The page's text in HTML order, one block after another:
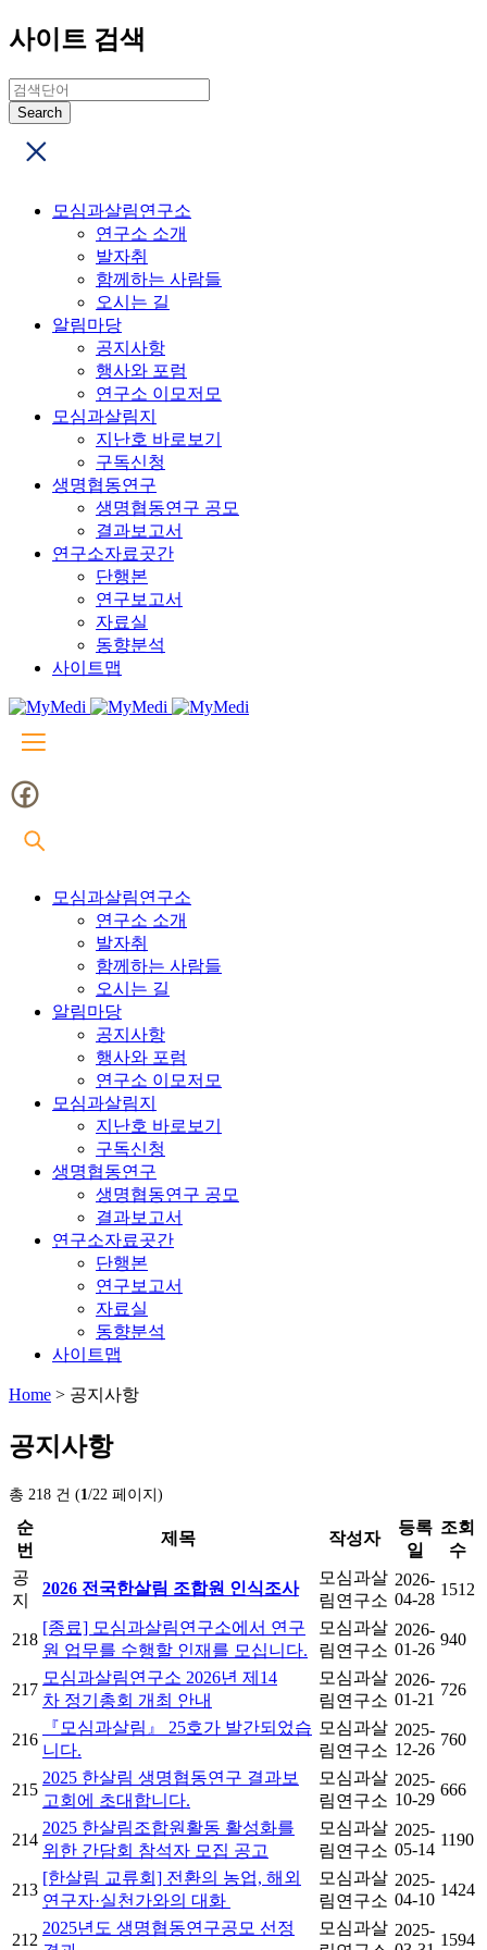
사이트 검색
모심과살림연구소
연구소 소개
발자취
함께하는 사람들
오시는 길
알림마당
공지사항
행사와 포럼
연구소 이모저모
모심과살림지
지난호 바로보기
구독신청
생명협동연구
생명협동연구 공모
결과보고서
연구소자료곳간
단행본
연구보고서
자료실
동향분석
사이트맵
모심과살림연구소
연구소 소개
발자취
함께하는 사람들
오시는 길
알림마당
공지사항
행사와 포럼
연구소 이모저모
모심과살림지
지난호 바로보기
구독신청
생명협동연구
생명협동연구 공모
결과보고서
연구소자료곳간
단행본
연구보고서
자료실
동향분석
사이트맵
Home > 공지사항
공지사항
총 218 건 (1/22 페이지)
순
번
제목 작성자
등록
일
조회
수
공
지
2026 전국한살림 조합원 인식조사
모심과살
림연구소
2026-
04-28
1512
218
[종료] 모심과살림연구소에서 연구
원 업무를 수행할 인재를 모십니다.
모심과살
림연구소
2026-
01-26
940
217
모심과살림연구소 2026년 제14
차 정기총회 개최 안내
모심과살
림연구소
2026-
01-21
726
216
『모심과살림』 25호가 발간되었습
니다.
모심과살
림연구소
2025-
12-26
760
215
2025 한살림 생명협동연구 결과보
고회에 초대합니다.
모심과살
림연구소
2025-
10-29
666
214
2025 한살림조합원활동 활성화를
위한 간담회 참석자 모집 공고
모심과살
림연구소
2025-
05-14
1190
213
[한살림 교류회] 전환의 농업, 해외
연구자·실천가와의 대화
모심과살
림연구소
2025-
04-10
1424
212
2025년도 생명협동연구공모 선정
모심과살 2025-
1594